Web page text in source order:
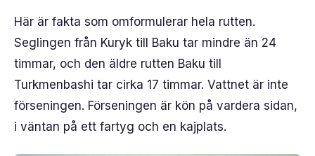
Här är fakta som omformulerar hela rutten.
Seglingen från Kuryk till Baku tar mindre än 24
timmar, och den äldre rutten Baku till
Turkmenbashi tar cirka 17 timmar. Vattnet är inte
förseningen. Förseningen är kön på vardera sidan,
i väntan på ett fartyg och en kajplats.